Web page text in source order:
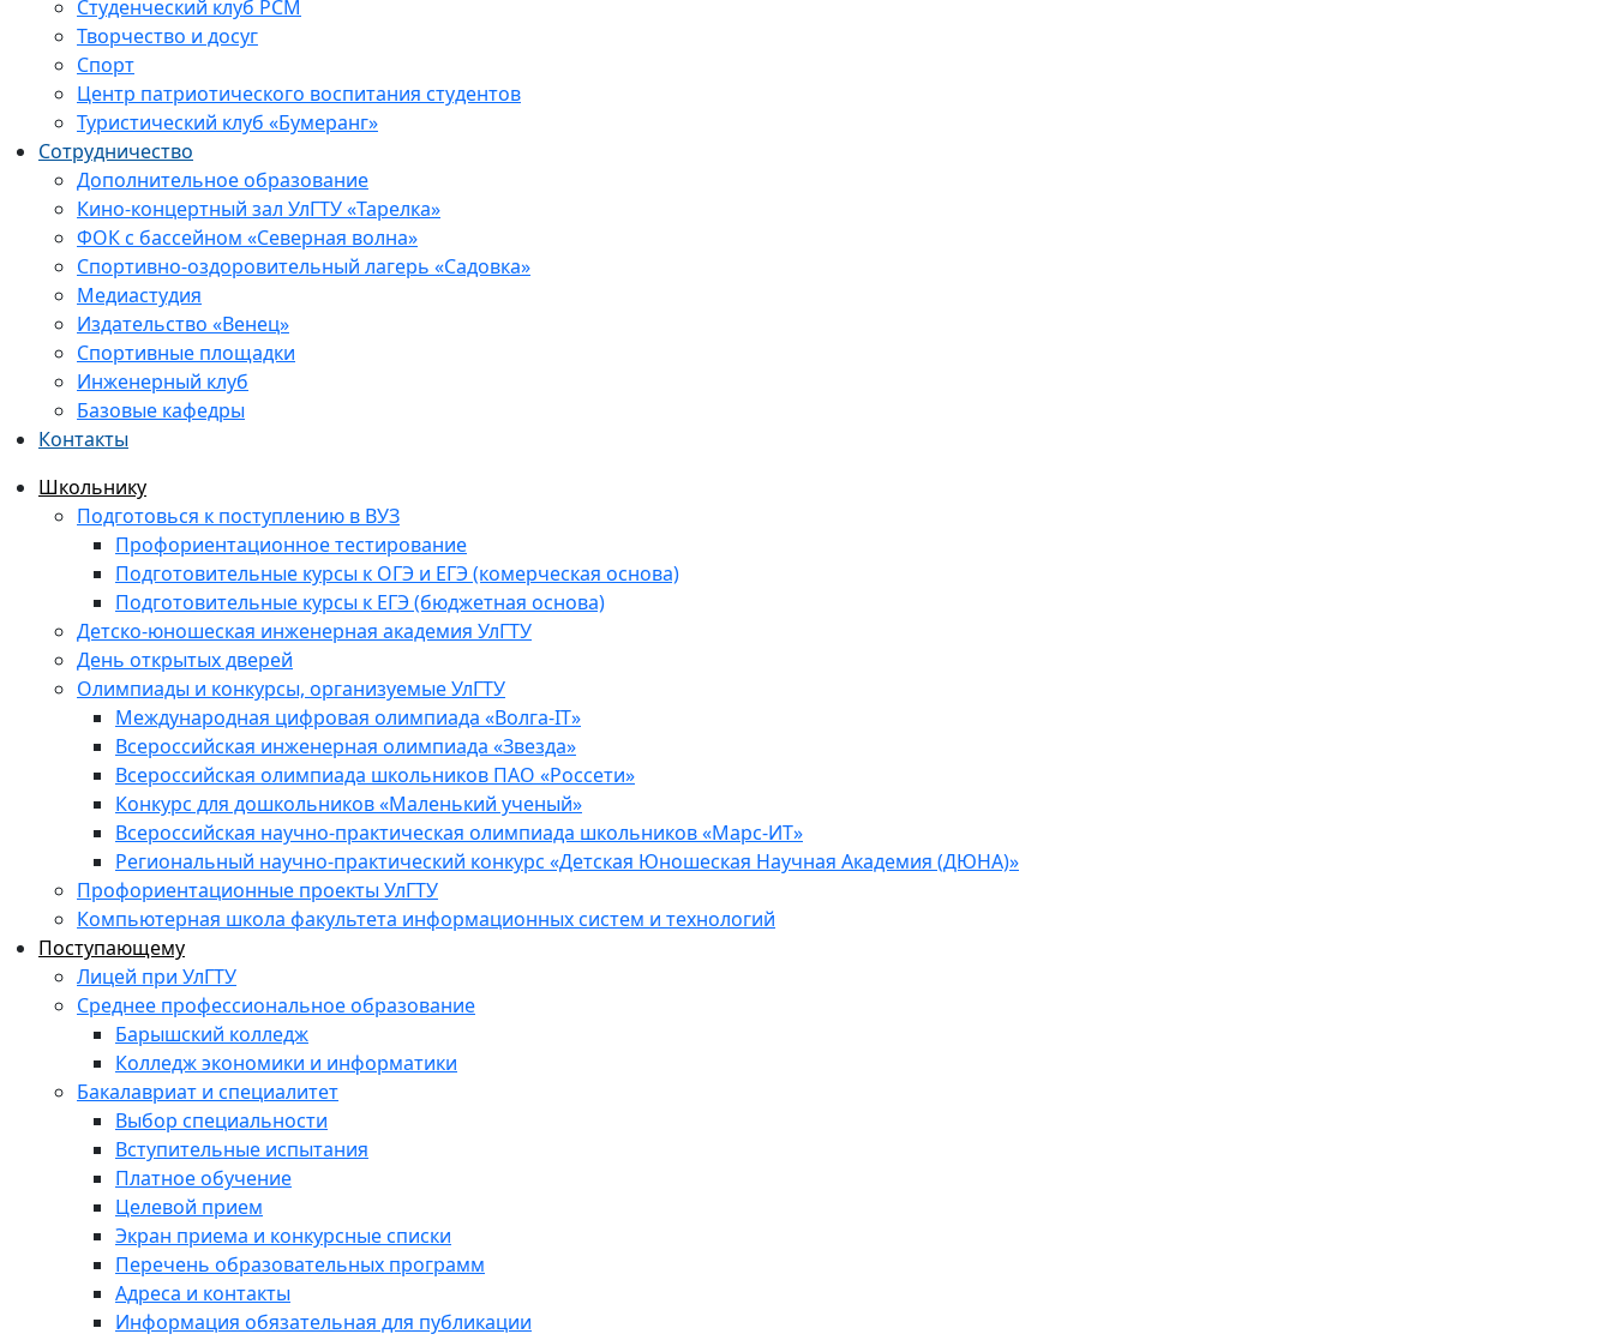
Студенческий клуб РСМ
Творчество и досуг
Спорт
Центр патриотического воспитания студентов
Туристический клуб «Бумеранг»
Сотрудничество
Дополнительное образование
Кино-концертный зал УлГТУ «Тарелка»
ФОК с бассейном «Северная волна»
Спортивно-оздоровительный лагерь «Садовка»
Медиастудия
Издательство «Венец»
Спортивные площадки
Инженерный клуб
Базовые кафедры
Контакты
Школьнику
Подготовься к поступлению в ВУЗ
Профориентационное тестирование
Подготовительные курсы к ОГЭ и ЕГЭ (комерческая основа)
Подготовительные курсы к ЕГЭ (бюджетная основа)
Детско-юношеская инженерная академия УлГТУ
День открытых дверей
Олимпиады и конкурсы, организуемые УлГТУ
Международная цифровая олимпиада «Волга-IT»
Всероссийская инженерная олимпиада «Звезда»
Всероссийская олимпиада школьников ПАО «Россети»
Конкурс для дошкольников «Маленький ученый»
Всероссийская научно-практическая олимпиада школьников «Марс-ИТ»
Региональный научно-практический конкурс «Детская Юношеская Научная Академия (ДЮНА)»
Профориентационные проекты УлГТУ
Компьютерная школа факультета информационных систем и технологий
Поступающему
Лицей при УлГТУ
Среднее профессиональное образование
Барышский колледж
Колледж экономики и информатики
Бакалавриат и специалитет
Выбор специальности
Вступительные испытания
Платное обучение
Целевой прием
Экран приема и конкурсные списки
Перечень образовательных программ
Адреса и контакты
Информация обязательная для публикации